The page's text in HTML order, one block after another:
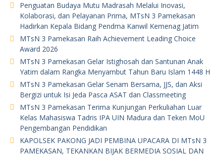
Penguatan Budaya Mutu Madrasah Melalui Inovasi,
Kolaborasi, dan Pelayanan Prima, MTsN 3 Pamekasan
Hadirkan Kepala Bidang Pendma Kanwil Kemenag Jatim
MTsN 3 Pamekasan Raih Achievement Leading Choice
Award 2026
MTsN 3 Pamekasan Gelar Istighosah dan Santunan Anak
Yatim dalam Rangka Menyambut Tahun Baru Islam 1448 H
MTsN 3 Pamekasan Gelar Senam Bersama, JJS, dan Aksi
Bergizi untuk Isi Jeda Pasca ASAT dan Classmeeting
MTsN 3 Pamekasan Terima Kunjungan Perkuliahan Luar
Kelas Mahasiswa Tadris IPA UIN Madura dan Teken MoU
Pengembangan Pendidikan
KAPOLSEK PAKONG JADI PEMBINA UPACARA DI MTsN 3
PAMEKASAN, TEKANKAN BIJAK BERMEDIA SOSIAL DAN